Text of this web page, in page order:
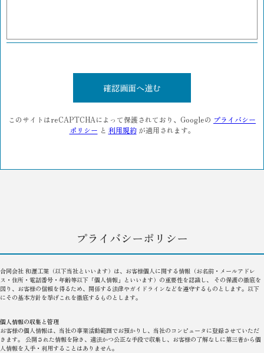
このサイトはreCAPTCHAによって保護されており、Googleの プライバシー
ポリシー と 利用規約が適用されます。
プライバシーポリシー
合同会社 和瀝工業（以下当社といいます）は、お客様個人に関する情報（お名前・メールアドレ
ス・住所・電話番号・年齢等以下「個人情報」といいます）の重要性を認識し、 その保護の徹底を
図り、お客様の信頼を得るため、関係する法律やガイドラインなどを遵守するものとします。以下
にその基本方針を挙げこれを徹底するものとします。
個人情報の収集と管理
お客様の個人情報は、当社の事業活動範囲でお預かりし、当社のコンピュータに登録させていただ
きます。 公開された情報を除き、適法かつ公正な手段で収集し、お客様の了解なしに第三者から個
人情報を入手・利用することはありません。